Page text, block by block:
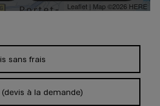
Leaflet | Map ©2026 HERE
sans frais
à la demande)